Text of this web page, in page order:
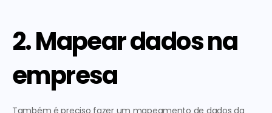
2. Mapear dados na
empresa
Também é preciso fazer um mapeamento de dados da